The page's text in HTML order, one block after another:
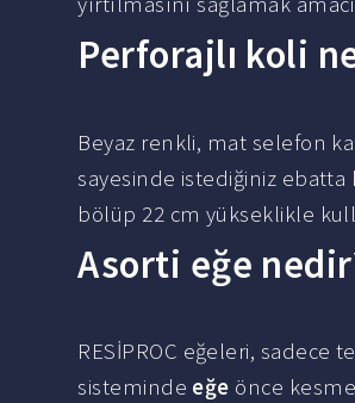
Perforajlı koli
Beyaz renkli, mat selefon
sayesinde istediğiniz ebatta
bölüp 22 cm yükseklikle
Asorti eğe
RESİPROC eğeleri, sadece
sisteminde eğe önce